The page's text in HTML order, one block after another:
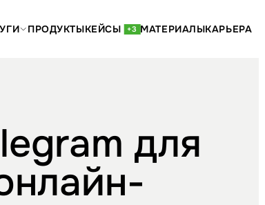
ПРОДУКТЫКЕЙСЫ +3 МАТЕРИАЛЫКАРЬЕРА
для